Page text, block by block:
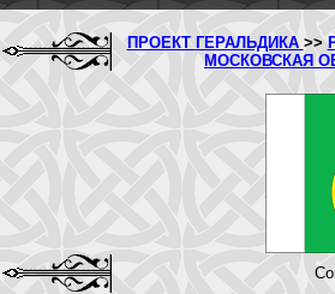
ПРОЕКТ ГЕРАЛЬДИКА >>
МОСКОВСКАЯ